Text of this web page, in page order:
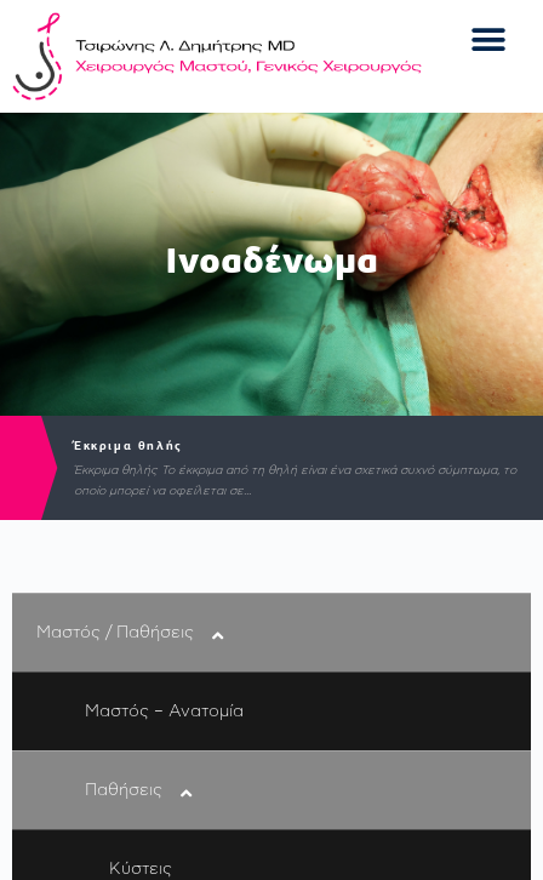
Ινοαδένωμα
Έκκριμα θηλής
Έκκριμα θηλής Το έκκριμα από τη θηλή είναι ένα σχετικά συχνό σύμπτωμα, το
οποίο μπορεί να οφείλεται σε...
Μαστός / Παθήσεις
Μαστός – Ανατομία
Παθήσεις
Κύστεις